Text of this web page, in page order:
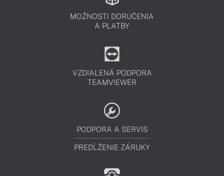
MOŽNOSTI DORUČENIA
A PLATBY
VZDIALENÁ PODPORA
TEAMVIEWER
PODPORA A SERVIS
PREDĹŽENIE ZÁRUKY